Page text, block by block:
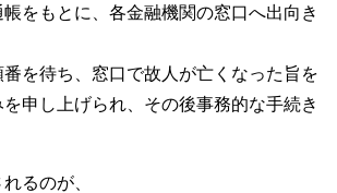
をもとに、各金融機関の窓口へ出向き
を待ち、窓口で故人が亡くなった旨を
申し上げられ、その後事務的な手続き
るのが、